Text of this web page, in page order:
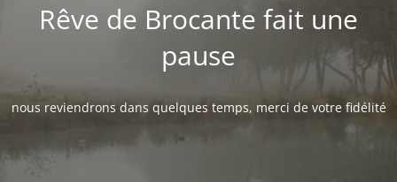
Rêve de Brocante fait une
pause
nous reviendrons dans quelques temps, merci de votre fidélité